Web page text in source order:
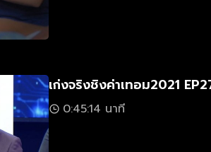
เก่งจริงชิงค่าเทอม2021
0:45:14 นาที